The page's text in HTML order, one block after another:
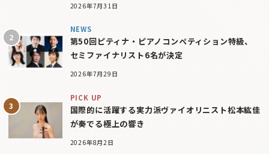
2026年7月31日
NEWS
第50回ピティナ・ピアノコンペティション特級、
セミファイナリスト6名が決定
2026年7月29日
PICK UP
国際的に活躍する実力派ヴァイオリニスト松本紘佳
が奏でる極上の響き
2026年8月2日